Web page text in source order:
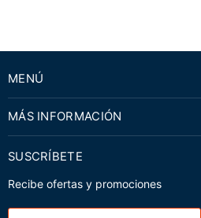
MENÚ
MÁS INFORMACIÓN
SUSCRÍBETE
Recibe ofertas y promociones